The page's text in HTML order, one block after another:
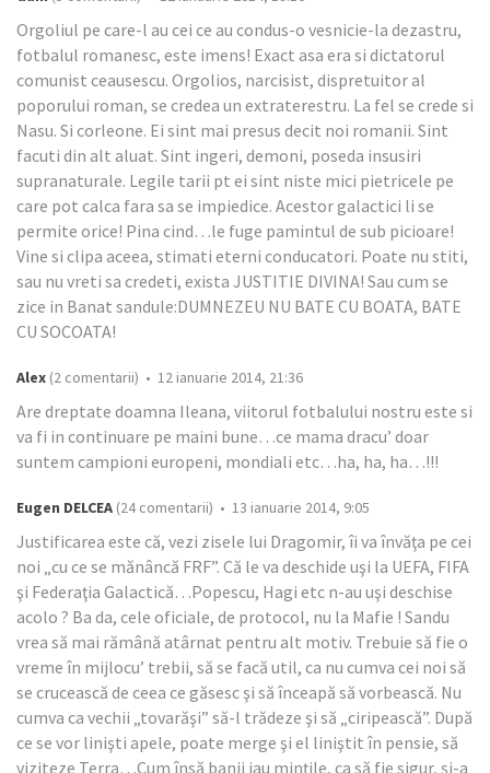
Orgoliul pe care-l au cei ce au condus-o vesnicie-la dezastru,
fotbalul romanesc, este imens! Exact asa era si dictatorul
comunist ceausescu. Orgolios, narcisist, dispretuitor al
poporului roman, se credea un extraterestru. La fel se crede si
Nasu. Si corleone. Ei sint mai presus decit noi romanii. Sint
facuti din alt aluat. Sint ingeri, demoni, poseda insusiri
supranaturale. Legile tarii pt ei sint niste mici pietricele pe
care pot calca fara sa se impiedice. Acestor galactici li se
permite orice! Pina cind…le fuge pamintul de sub picioare!
Vine si clipa aceea, stimati eterni conducatori. Poate nu stiti,
sau nu vreti sa credeti, exista JUSTITIE DIVINA! Sau cum se
zice in Banat sandule:DUMNEZEU NU BATE CU BOATA, BATE
CU SOCOATA!
Alex (2 comentarii) • 12 ianuarie 2014, 21:36
Are dreptate doamna Ileana, viitorul fotbalului nostru este si
va fi in continuare pe maini bune…ce mama dracu’ doar
suntem campioni europeni, mondiali etc…ha, ha, ha…!!!
Eugen DELCEA (24 comentarii) • 13 ianuarie 2014, 9:05
Justificarea este că, vezi zisele lui Dragomir, îi va învăţa pe cei
noi „cu ce se mănâncă FRF”. Că le va deschide uşi la UEFA, FIFA
şi Federaţia Galactică…Popescu, Hagi etc n-au uşi deschise
acolo ? Ba da, cele oficiale, de protocol, nu la Mafie ! Sandu
vrea să mai rămână atârnat pentru alt motiv. Trebuie să fie o
vreme în mijlocu’ trebii, să se facă util, ca nu cumva cei noi să
se crucească de ceea ce găsesc şi să înceapă să vorbească. Nu
cumva ca vechii „tovarăşi” să-l trădeze şi să „ciripească”. După
ce se vor linişti apele, poate merge şi el liniştit în pensie, să
viziteze Terra…Cum însă banii iau minţile, ca să fie sigur, şi-a